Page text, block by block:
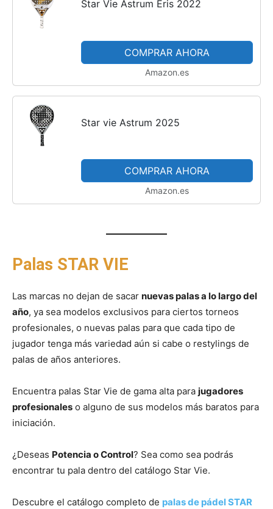
Star Vie Astrum Eris 2022
COMPRAR AHORA
Amazon.es
Star vie Astrum 2025
COMPRAR AHORA
Amazon.es
Palas STAR VIE
Las marcas no dejan de sacar nuevas palas a lo largo del
año, ya sea modelos exclusivos para ciertos torneos
profesionales, o nuevas palas para que cada tipo de
jugador tenga más variedad aún si cabe o restylings de
palas de años anteriores.
Encuentra palas Star Vie de gama alta para jugadores
profesionales o alguno de sus modelos más baratos para
iniciación.
¿Deseas Potencia o Control? Sea como sea podrás
encontrar tu pala dentro del catálogo Star Vie.
Descubre el catálogo completo de palas de pádel STAR